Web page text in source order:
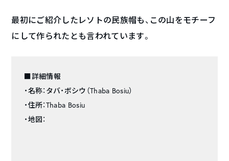
最初にご紹介したレソトの民族帽も、この山をモチーフ
にして作られたとも言われています。
■詳細情報
・名称：タバ・ボシウ（Thaba Bosiu）
・住所：Thaba Bosiu
・地図：